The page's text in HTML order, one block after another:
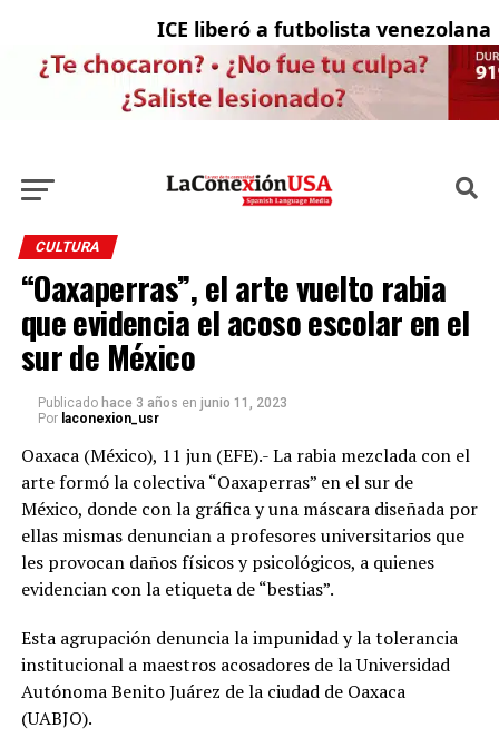
ICE liberó a futbolista venezolana
CULTURA
“Oaxaperras”, el arte vuelto rabia
que evidencia el acoso escolar en el
sur de México
Publicado hace 3 años en junio 11, 2023
Por laconexion_usr
Oaxaca (México), 11 jun (EFE).- La rabia mezclada con el
arte formó la colectiva “Oaxaperras” en el sur de
México, donde con la gráfica y una máscara diseñada por
ellas mismas denuncian a profesores universitarios que
les provocan daños físicos y psicológicos, a quienes
evidencian con la etiqueta de “bestias”.
Esta agrupación denuncia la impunidad y la tolerancia
institucional a maestros acosadores de la Universidad
Autónoma Benito Juárez de la ciudad de Oaxaca
(UABJO).